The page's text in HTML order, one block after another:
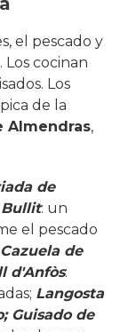
el pescado y
Los cocinan
Los
de la
Almendras,
de
Bullit: un
el pescado
Cazuela de
d'Anfòs:
Langosta
Guisado de